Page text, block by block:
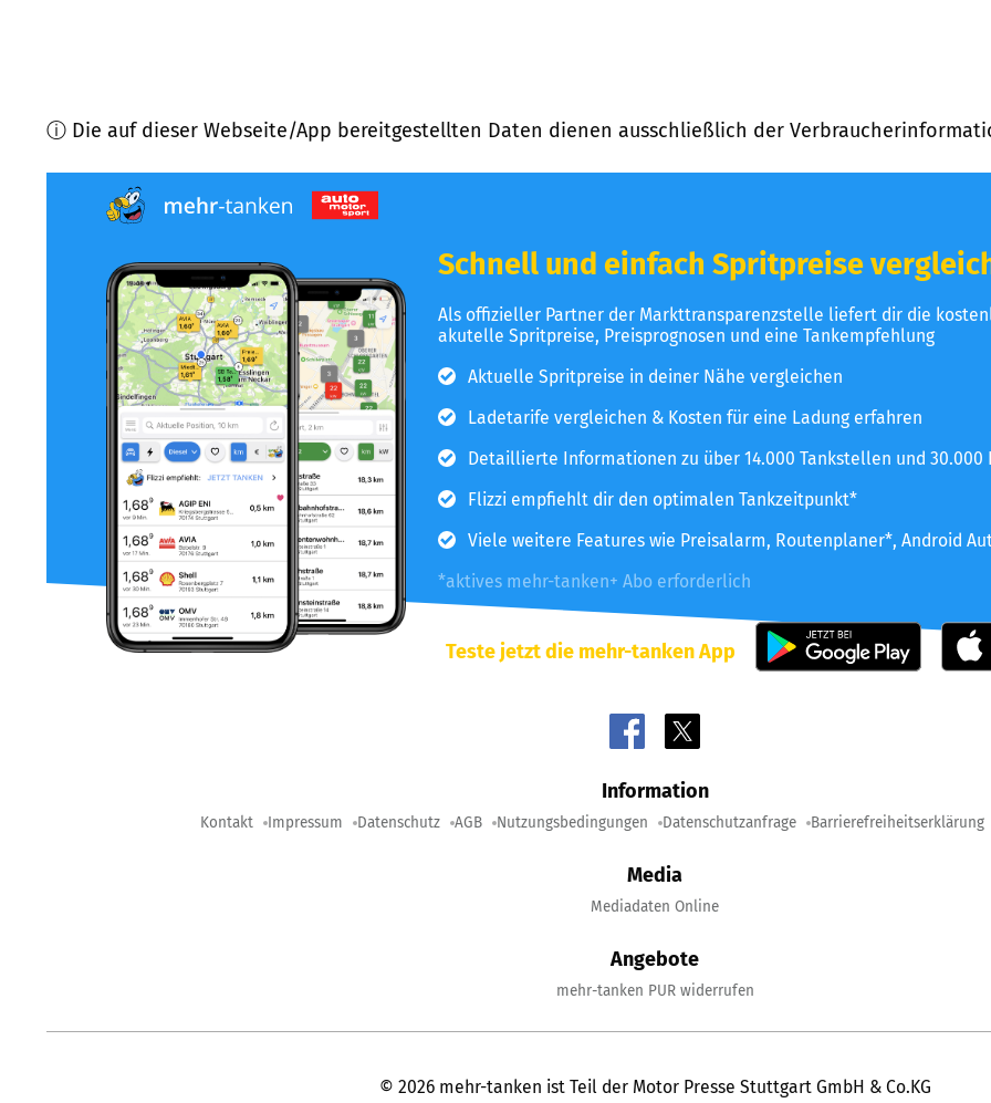
ⓘ Die auf dieser Webseite/App bereitgestellten Daten dienen ausschließlich der
Schnell und einfach Spritpreise
Als offizieller Partner der Markttransparenzstelle liefert dir die
akutelle Spritpreise, Preisprognosen und eine Tankempfehlung
Aktuelle Spritpreise in deiner Nähe vergleichen
Ladetarife vergleichen & Kosten für eine Ladung erfahren
Detaillierte Informationen zu über 14.000 Tankstellen und 30.000
Flizzi empfiehlt dir den optimalen Tankzeitpunkt*
Viele weitere Features wie Preisalarm, Routenplaner*, Android
*aktives mehr-tanken+ Abo erforderlich
Teste jetzt die mehr-tanken App
Information
Kontakt Impressum Datenschutz AGB Nutzungsbedingungen Datenschutzanfrage Barrierefreiheitserklärung
Media
Mediadaten Online
Angebote
mehr-tanken PUR widerrufen
© 2026 mehr-tanken ist Teil der Motor Presse Stuttgart GmbH & Co.KG